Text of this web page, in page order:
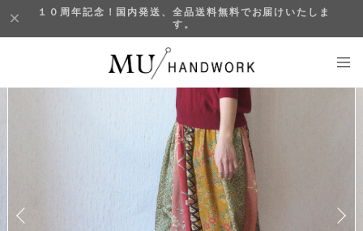
１０周年記念！国内発送、全品送料無料でお届けいたしま
す。